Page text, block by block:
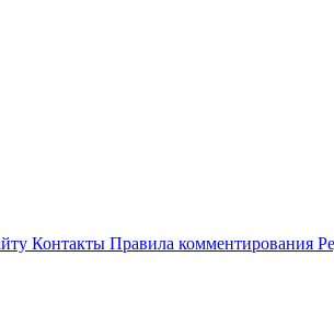
Контакты Правила комментирования